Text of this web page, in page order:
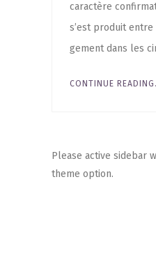
carac­tère
s’est pro­duit
ge­ment dans les
CONTINUE
Please active sidebar
theme option.